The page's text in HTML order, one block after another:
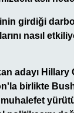
girdiği
nasıl
adayı Hillary
birlikte